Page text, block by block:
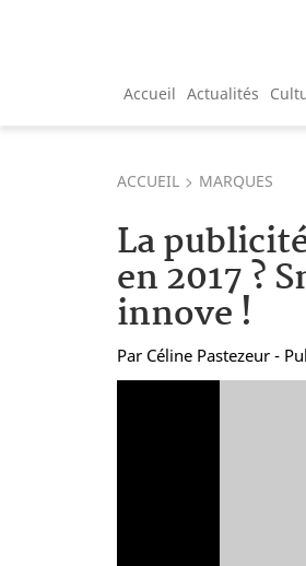
Accueil Actualités
ACCUEIL MARQUES
La
en 2017 ?
innove !
Par Céline Pastezeur -